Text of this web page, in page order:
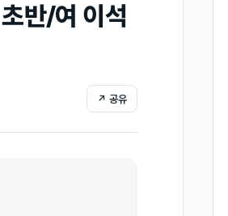
반/여 이석
↗ 공유